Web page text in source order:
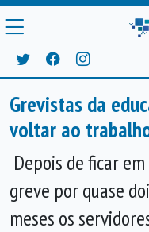
Grevistas da
voltar ao
Depois de ficar em
greve por quase
meses os